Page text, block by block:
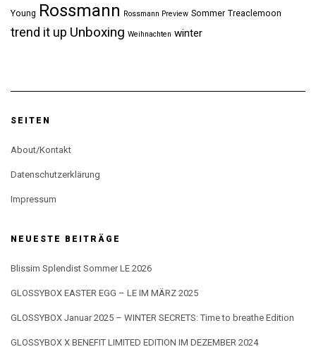
Young Rossmann Rossmann Preview Sommer Treaclemoon
trend it up Unboxing Weihnachten winter
SEITEN
About/Kontakt
Datenschutzerklärung
Impressum
NEUESTE BEITRÄGE
Blissim Splendist Sommer LE 2026
GLOSSYBOX EASTER EGG – LE IM MÄRZ 2025
GLOSSYBOX Januar 2025 – WINTER SECRETS: Time to breathe Edition
GLOSSYBOX X BENEFIT LIMITED EDITION IM DEZEMBER 2024